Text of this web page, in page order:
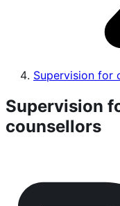
Supervision for
Supervision
counsellors